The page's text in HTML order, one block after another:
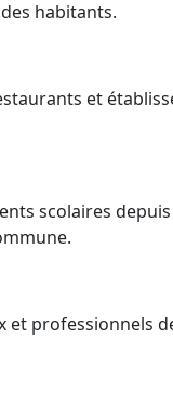
habitants.
et
scolaires depuis
et professionnels